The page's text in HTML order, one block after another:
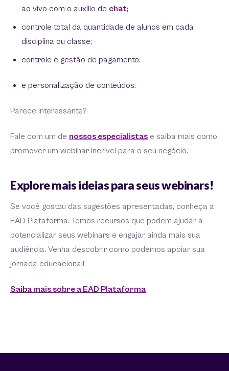
ao vivo com o auxílio de chat;
controle total da quantidade de alunos em cada
disciplina ou classe;
controle e gestão de pagamento.
e personalização de conteúdos.
Parece interessante?
Fale com um de nossos especialistas e saiba mais como
promover um webinar incrível para o seu negócio.
Explore mais ideias para seus webinars!
Se você gostou das sugestões apresentadas, conheça a
EAD Plataforma. Temos recursos que podem ajudar a
potencializar seus webinars e engajar ainda mais sua
audiência. Venha descobrir como podemos apoiar sua
jornada educacional!
Saiba mais sobre a EAD Plataforma